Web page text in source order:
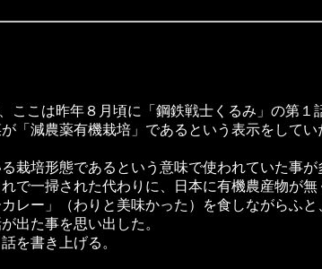
こは昨年８月頃に「鋼鉄戦士くるみ」の第１
「減農薬有機栽培」であるという表示をして
栽培形態であるという意味で使われていた事
で一掃された代わりに、日本に有機農産物が無
レー」（わりと美味かった）を食しながらふ
出た事を思い出した。
を書き上げる。